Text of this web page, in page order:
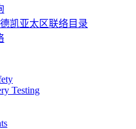
凯亚太区联络目录
Testing